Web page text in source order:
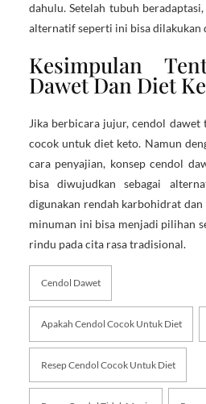
dahulu. Setelah tubuh
alternatif seperti ini bisa dilakukan
Kesimpulan
Dawet Dan Diet
Jika berbicara jujur, cendol
cocok untuk diet keto. Namun
cara penyajian, konsep cendol
bisa diwujudkan sebagai
digunakan rendah karbohidrat
minuman ini bisa menjadi pilihan
rindu pada cita rasa tradisional.
Cendol Dawet
Apakah Cendol Cocok Untuk Diet
Resep Cendol Cocok Untuk Diet